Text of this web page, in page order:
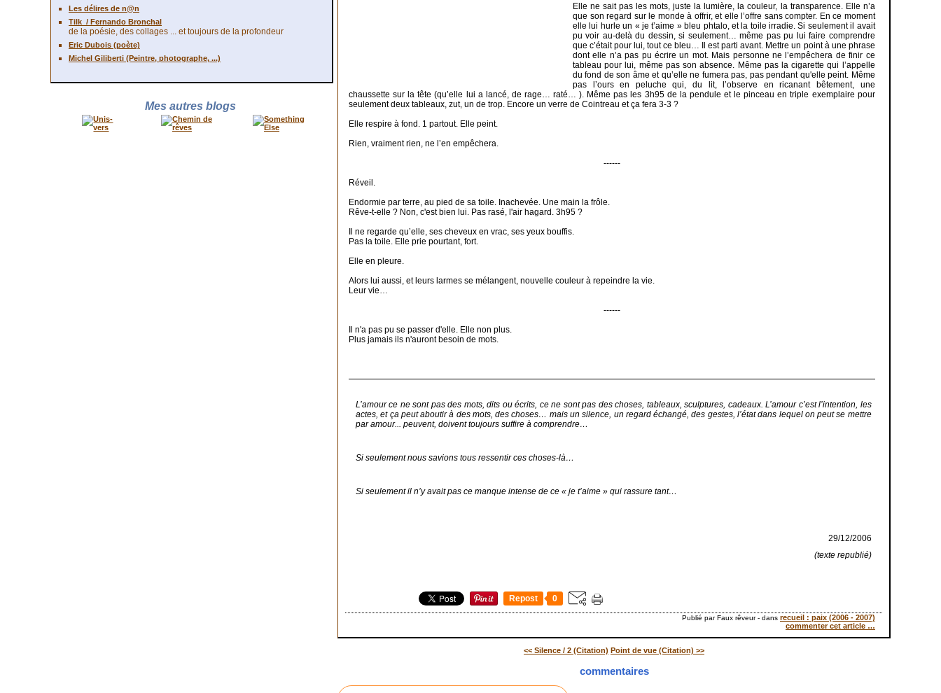
Les délires de n@n
Tilk / Fernando Bronchal
de la poésie, des collages ... et toujours de la profondeur
Eric Dubois (poète)
Michel Giliberti (Peintre, photographe, ...)
Mes autres blogs
Elle ne sait pas les mots, juste la lumière, la couleur, la transparence. Elle n’a
que son regard sur le monde à offrir, et elle l’offre sans compter. En ce moment
elle lui hurle un « je t’aime » bleu phtalo, et la toile irradie. Si seulement il avait
pu voir au-delà du dessin, si seulement… même pas pu lui faire comprendre
que c’était pour lui, tout ce bleu… Il est parti avant. Mettre un point à une phrase
dont elle n’a pas pu écrire un mot. Mais personne ne l’empêchera de finir ce
tableau pour lui, même pas son absence. Même pas la cigarette qui l’appelle
du fond de son âme et qu’elle ne fumera pas, pas pendant qu'elle peint. Même
pas l’ours en peluche qui, du lit, l’observe en ricanant bêtement, une
chaussette sur la tête (qu’elle lui a lancé, de rage… raté… ). Même pas les 3h95 de la pendule et le pinceau en triple exemplaire pour
seulement deux tableaux, zut, un de trop. Encore un verre de Cointreau et ça fera 3-3 ?
Elle respire à fond. 1 partout. Elle peint.
Rien, vraiment rien, ne l’en empêchera.
------
Réveil.
Endormie par terre, au pied de sa toile. Inachevée. Une main la frôle.
Rêve-t-elle ? Non, c'est bien lui. Pas rasé, l'air hagard. 3h95 ?
Il ne regarde qu’elle, ses cheveux en vrac, ses yeux bouffis.
Pas la toile. Elle prie pourtant, fort.
Elle en pleure.
Alors lui aussi, et leurs larmes se mélangent, nouvelle couleur à repeindre la vie.
Leur vie…
------
Il n'a pas pu se passer d'elle. Elle non plus.
Plus jamais ils n'auront besoin de mots.
L’amour ce ne sont pas des mots, dits ou écrits, ce ne sont pas des choses, tableaux, sculptures, cadeaux. L’amour c’est l’intention, les
actes, et ça peut aboutir à des mots, des choses… mais un silence, un regard échangé, des gestes, l’état dans lequel on peut se mettre
par amour... peuvent, doivent toujours suffire à comprendre…
Si seulement nous savions tous ressentir ces choses-là…
Si seulement il n’y avait pas ce manque intense de ce « je t’aime » qui rassure tant…
29/12/2006
(texte republié)
Repost 0
Publié par Faux rêveur - dans recueil : paix (2006 - 2007)
commenter cet article …
<< Silence / 2 (Citation) Point de vue (Citation) >>
commentaires